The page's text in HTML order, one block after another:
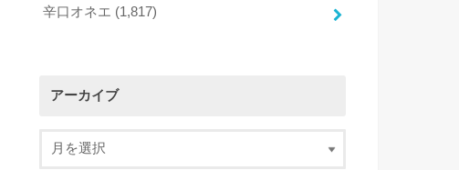
辛口オネエ (1,817)
アーカイブ